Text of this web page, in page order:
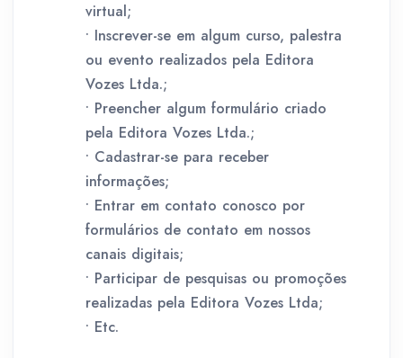
virtual;
• Inscrever-se em algum curso, palestra
ou evento realizados pela Editora
Vozes Ltda.;
• Preencher algum formulário criado
pela Editora Vozes Ltda.;
• Cadastrar-se para receber
informações;
• Entrar em contato conosco por
formulários de contato em nossos
canais digitais;
• Participar de pesquisas ou promoções
realizadas pela Editora Vozes Ltda;
• Etc.